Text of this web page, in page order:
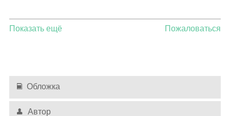
Показать ещё Пожаловаться
Обложка
Автор